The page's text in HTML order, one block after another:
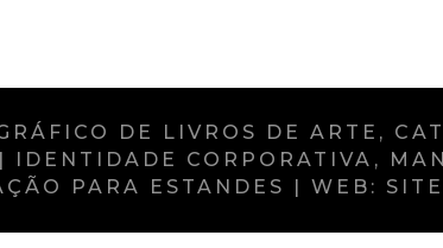
DE LIVROS DE ARTE,
IDENTIDADE CORPORATIVA,
PARA ESTANDES | WEB: